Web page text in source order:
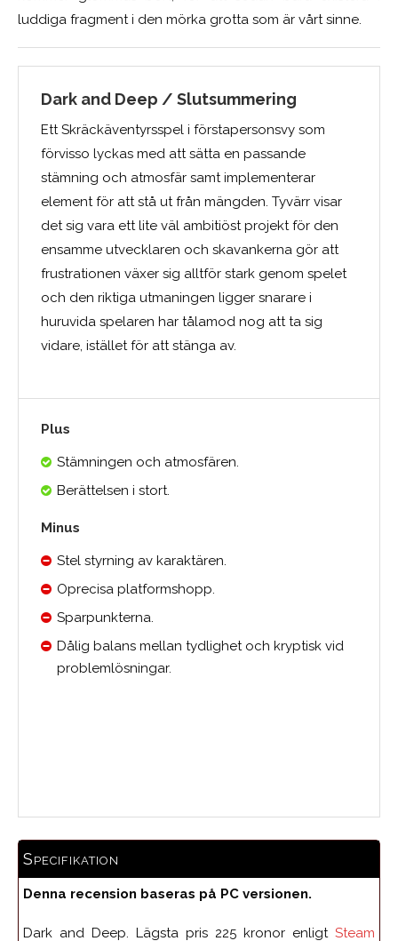
luddiga fragment i den mörka grotta som är vårt sinne.
Dark and Deep / Slutsummering
Ett Skräckäventyrsspel i förstapersonsvy som
förvisso lyckas med att sätta en passande
stämning och atmosfär samt implementerar
element för att stå ut från mängden. Tyvärr visar
det sig vara ett lite väl ambitiöst projekt för den
ensamme utvecklaren och skavankerna gör att
frustrationen växer sig alltför stark genom spelet
och den riktiga utmaningen ligger snarare i
huruvida spelaren har tålamod nog att ta sig
vidare, istället för att stänga av.
Plus
Stämningen och atmosfären.
Berättelsen i stort.
Minus
Stel styrning av karaktären.
Oprecisa platformshopp.
Sparpunkterna.
Dålig balans mellan tydlighet och kryptisk vid
problemlösningar.
Specifikation
Denna recension baseras på PC versionen.
Dark and Deep. Lägsta pris 225 kronor enligt Steam